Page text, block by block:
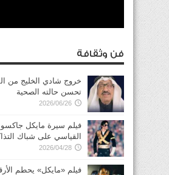
فن وثقافة
خروج شادي الخليج من
تحسن حالته الصحية
2026/06/26
فيلم سيرة مايكل
القياسي على شباك
2026/04/28
فيلم «مايكل» يحطم